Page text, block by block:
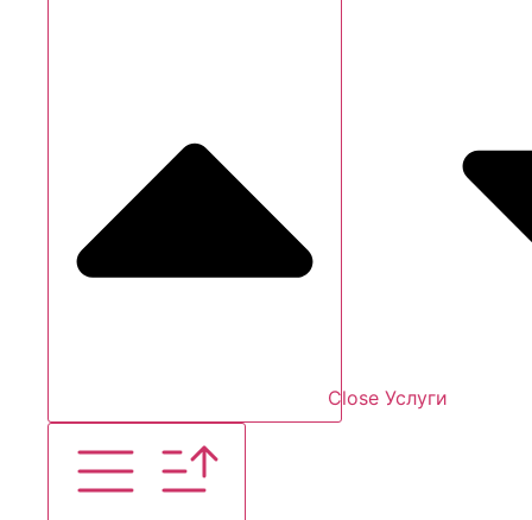
Close Услуги